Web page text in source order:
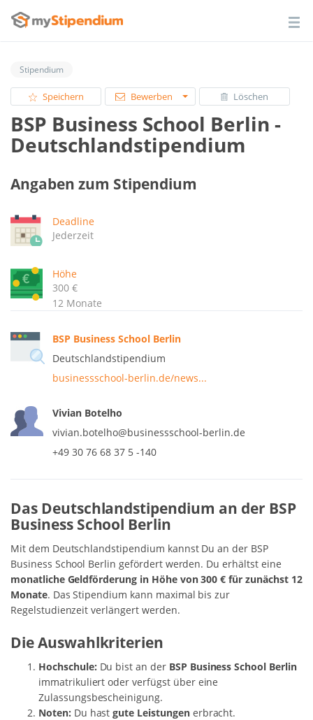
Stipendium
Speichern Bewerben Löschen
BSP Business School Berlin -
Deutschlandstipendium
Angaben zum Stipendium
Deadline
Jederzeit
Höhe
300 €
12 Monate
BSP Business School Berlin
Deutschlandstipendium
businessschool-berlin.de/news...
Vivian Botelho
vivian.botelho@businessschool-berlin.de
+49 30 76 68 37 5 -140
Das Deutschlandstipendium an der BSP
Business School Berlin
Mit dem Deutschlandstipendium kannst Du an der BSP
Business School Berlin gefördert werden. Du erhältst eine
monatliche Geldförderung in Höhe von 300 € für zunächst 12
Monate. Das Stipendium kann maximal bis zur
Regelstudienzeit verlängert werden.
Die Auswahlkriterien
Hochschule: Du bist an der BSP Business School Berlin
immatrikuliert oder verfügst über eine
Zulassungsbescheinigung.
Noten: Du hastgute Leistungenerbracht.